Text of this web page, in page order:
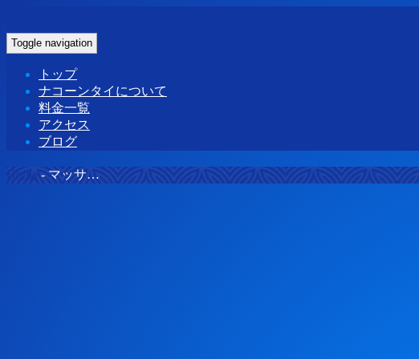
Toggle navigation
トップ
ナコーンタイについて
料金一覧
アクセス
ブログ
- マッサ…